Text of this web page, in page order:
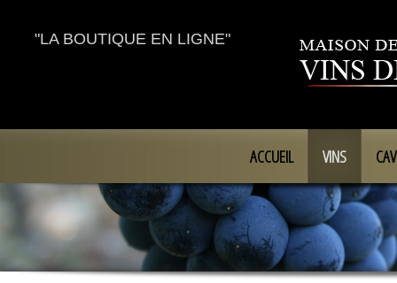
"LA BOUTIQUE EN LIGNE"
ACCUEIL VINS